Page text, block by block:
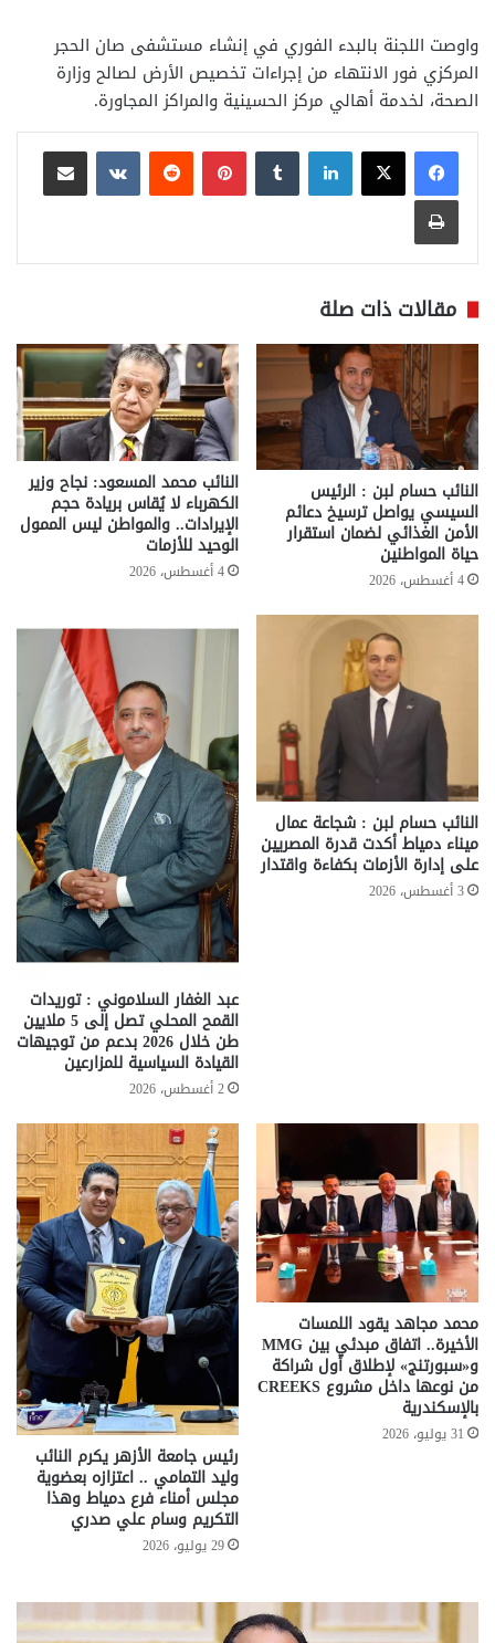
واوصت اللجنة بالبدء الفوري في إنشاء مستشفى صان الحجر
المركزي فور الانتهاء من إجراءات تخصيص الأرض لصالح وزارة
الصحة، لخدمة أهالي مركز الحسينية والمراكز المجاورة.
لينكدإن بينتيريست
مشاركة عبر البريد
طباعة
مقالات ذات صلة
النائب حسام لبن : الرئيس
السيسي يواصل ترسيخ دعائم
الأمن الغذائي لضمان استقرار
حياة المواطنين
4 أغسطس، 2026
النائب محمد المسعود: نجاح وزير
الكهرباء لا يُقاس بريادة حجم
الإيرادات.. والمواطن ليس الممول
الوحيد للأزمات
4 أغسطس، 2026
النائب حسام لبن : شجاعة عمال
ميناء دمياط أكدت قدرة المصريين
على إدارة الأزمات بكفاءة واقتدار
3 أغسطس، 2026
عبد الغفار السلاموني : توريدات
القمح المحلي تصل إلى 5 ملايين
طن خلال 2026 بدعم من توجيهات
القيادة السياسية للمزارعين
2 أغسطس، 2026
محمد مجاهد يقود اللمسات
الأخيرة.. اتفاق مبدئي بين MMG
و«سبورتنج» لإطلاق أول شراكة
من نوعها داخل مشروع CREEKS
بالإسكندرية
31 يوليو، 2026
رئيس جامعة الأزهر يكرم النائب
وليد التمامي .. اعتزازه بعضوية
مجلس أمناء فرع دمياط وهذا
التكريم وسام علي صدري
29 يوليو، 2026
تحركات
حكومية